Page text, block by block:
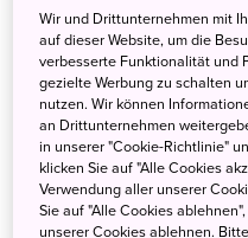
Fluss
In einem
taucht man
des Wortes in
Gewässer
Wir und Drittunternehmen mit
auf dieser Website, um die
verbesserte Funktionalität und
gezielte Werbung zu schalten
nutzen. Wir können
an Drittunternehmen
in unserer "Cookie-Richtlinie"
klicken Sie auf "Alle Cookies
Verwendung aller unserer
Sie auf "Alle Cookies
unserer Cookies ablehnen.